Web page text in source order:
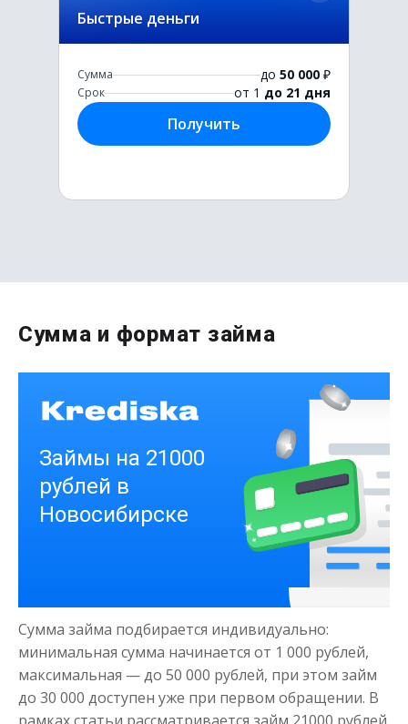
Быстрые деньги
Сумма до 50 000 ₽
Срок от 1 до 21 дня
Получить
Получить
Сумма до50 000₽
от 1 до 21 дня
Получить
Сумма и формат займа
Сумма займа подбирается индивидуально:
минимальная сумма начинается от 1 000 рублей,
максимальная — до 50 000 рублей, при этом займ
до 30 000 доступен уже при первом обращении. В